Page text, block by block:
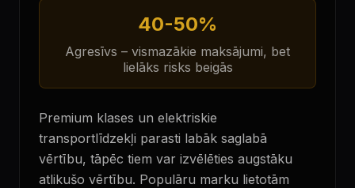
40-50%
Agresīvs – vismazākie maksājumi, bet
lielāks risks beigās
Premium klases un elektriskie
transportlīdzekļi parasti labāk saglabā
vērtību, tāpēc tiem var izvēlēties augstāku
atlikušo vērtību. Populāru marku lietotām